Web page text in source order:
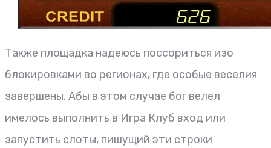
Также площадка надеюсь поссориться изо
блокировками во регионах, где особые веселия
завершены. Абы в этом случае бог велел
имелось выполнить в Игра Клуб вход или
запустить слоты, пишущий эти строки